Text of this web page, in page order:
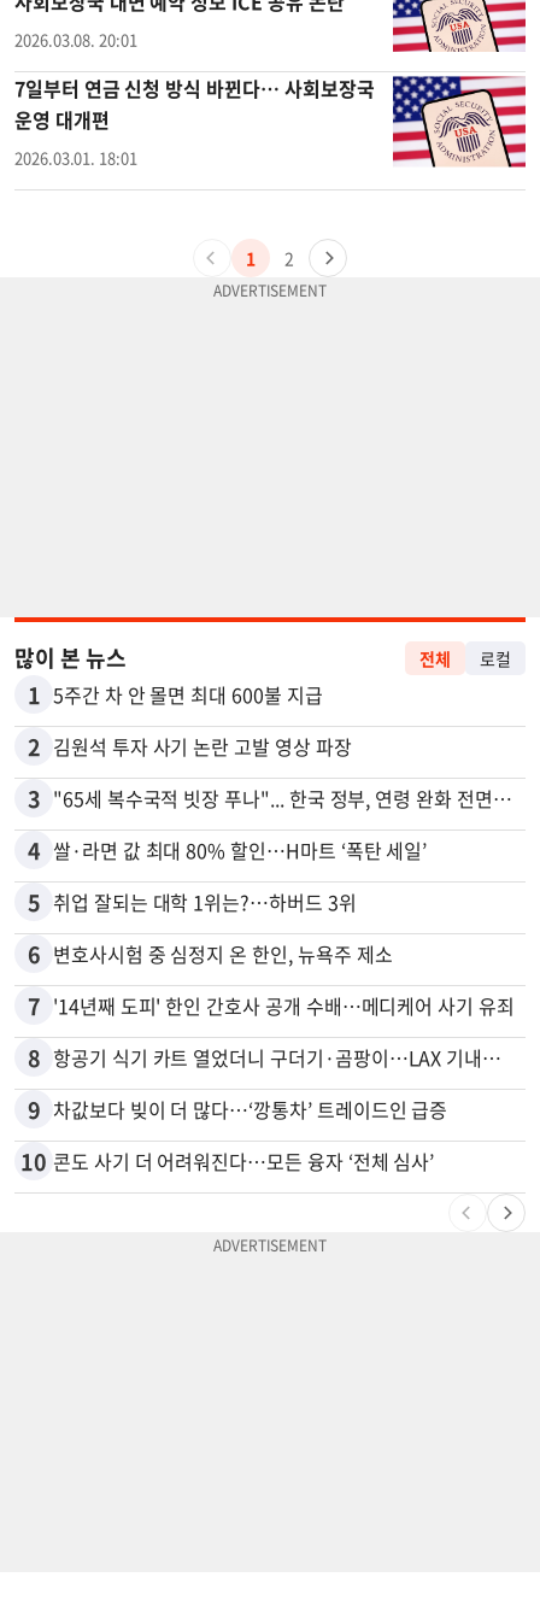
2026.03.08. 20:01
7일부터 연금 신청 방식 바뀐다… 사회보장국
운영 대개편
2026.03.01. 18:01
1 2
많이 본 뉴스 전체 로컬
1 5주간 차 안 몰면 최대 600불 지급
2 김원석 투자 사기 논란 고발 영상 파장
3 "65세 복수국적 빗장 푸나"... 한국 정부, 연령 완화 전면 추진
4 쌀·라면 값 최대 80% 할인…H마트 ‘폭탄 세일’
5 취업 잘되는 대학 1위는?…하버드 3위
6 변호사시험 중 심정지 온 한인, 뉴욕주 제소
7 '14년째 도피' 한인 간호사 공개 수배…메디케어 사기 유죄
8 항공기 식기 카트 열었더니 구더기·곰팡이…LAX 기내식 업체 논란
9 차값보다 빚이 더 많다…‘깡통차’ 트레이드인 급증
10 콘도 사기 더 어려워진다…모든 융자 ‘전체 심사’